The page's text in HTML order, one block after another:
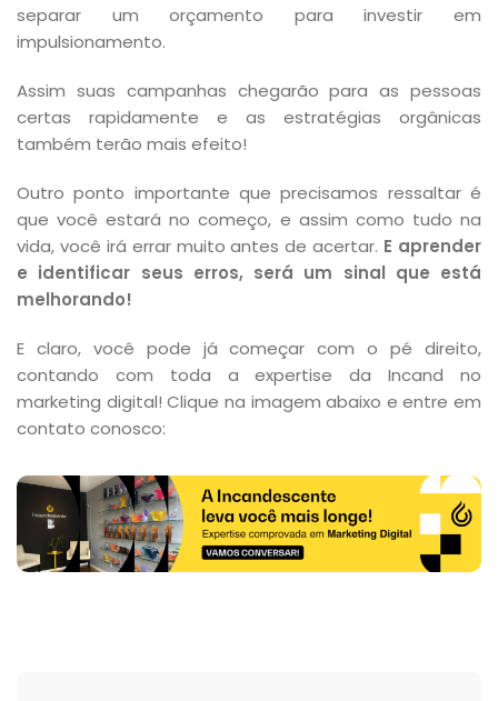
separar um orçamento para investir em
impulsionamento.
Assim suas campanhas chegarão para as pessoas
certas rapidamente e as estratégias orgânicas
também terão mais efeito!
Outro ponto importante que precisamos ressaltar é
que você estará no começo, e assim como tudo na
vida, você irá errar muito antes de acertar. E aprender
e identificar seus erros, será um sinal que está
melhorando!
E claro, você pode já começar com o pé direito,
contando com toda a expertise da Incand no
marketing digital! Clique na imagem abaixo e entre em
contato conosco: